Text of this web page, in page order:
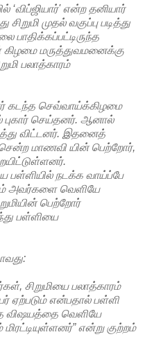
என்ற தனியார்
முதல் வகுப்பு படித்து
பாதிக்கப்பட்டிருந்த
கிழமை ம‌ருத்துவமனைக்கு
பலாத்காரம்
கடந்த செவ்வாய்க்கிழமை
செய்தனர். ஆனால்
விட்டனர். இதனைத்
மாணவி யின் பெற்றோர்,
நடக்க வாய்ப்பே
அவர்களை வெளியே
பெற்றோர்
பள்ளியை
சிறுமியை பலாத்காரம்
ஏற்படும் என்பதால் பள்ளி
விஷயத்தை வெளியே
”என்று குற்றம்